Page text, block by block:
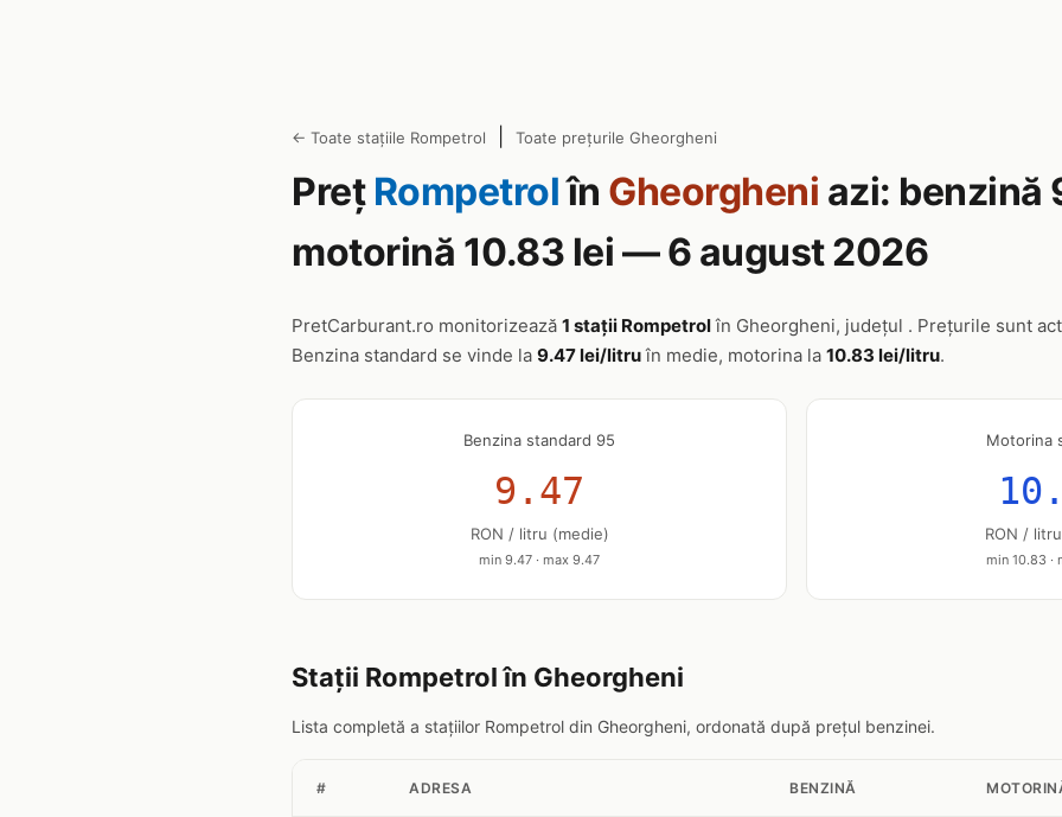
← Toate stațiile Rompetrol Toate prețurile Gheorgheni
Preț Rompetrolîn Gheorgheni azi: benzină
motorină 10.83 lei — 6 august 2026
PretCarburant.ro monitorizează 1 stații Rompetrolîn Gheorgheni, județul . Prețurile sunt
Benzina standard se vinde la 9.47 lei/litruîn medie, motorina la 10.83 lei/litru.
Benzina standard 95
9.47
RON / litru (medie)
min 9.47 · max 9.47
Motorina
RON /
min 10.83 ·
Stații Rompetrol în Gheorgheni
Lista completă a stațiilor Rompetrol din Gheorgheni, ordonată după prețul benzinei.
# ADRESA BENZINĂ